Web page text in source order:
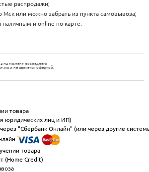
распродажи;
Мск или можно забрать из пункта самовывоза;
и online по карте.
на момент последнего
и не является офертой.
товара
юридических лиц и ИП)
"Сбербанк Онлайн" (или через другие
товара
(Home Credit)